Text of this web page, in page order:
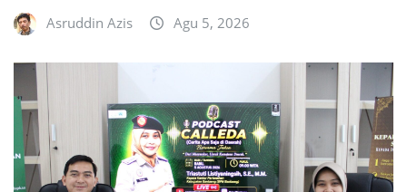
Asruddin Azis Agu 5, 2026